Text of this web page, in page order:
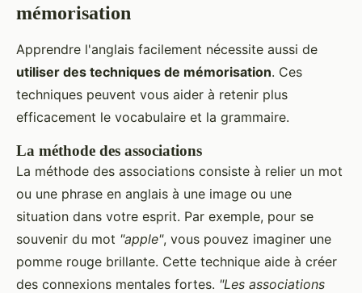
mémorisation
Apprendre l'anglais facilement nécessite aussi de
utiliser des techniques de mémorisation. Ces
techniques peuvent vous aider à retenir plus
efficacement le vocabulaire et la grammaire.
La méthode des associations
La méthode des associations consiste à relier un mot
ou une phrase en anglais à une image ou une
situation dans votre esprit. Par exemple, pour se
souvenir du mot "apple", vous pouvez imaginer une
pomme rouge brillante. Cette technique aide à créer
des connexions mentales fortes. "Les associations